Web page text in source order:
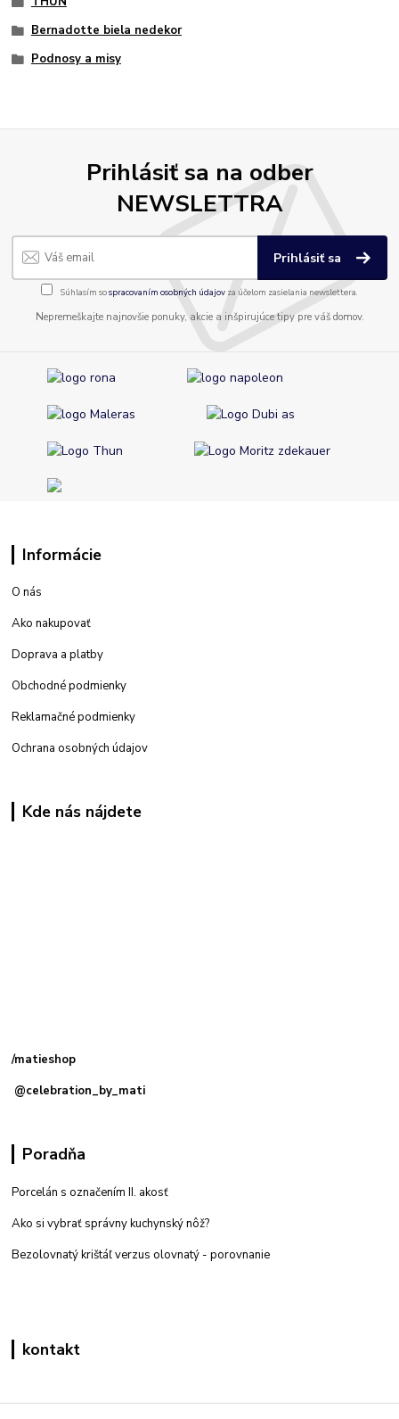
Bernadotte biela nedekor
Podnosy a misy
Prihlásiť sa na odber
NEWSLETTRA
Prihlásiť sa
Súhlasím sospracovaním osobných údajov za účelom zasielania newslettera.
Nepremeškajte najnovšie ponuky, akcie a inšpirujúce tipy pre váš domov.
Informácie
O nás
Ako nakupovať
Doprava a platby
Obchodné podmienky
Reklamačné podmienky
Ochrana osobných údajov
Kde nás nájdete
/matieshop
@celebration_by_mati
Poradňa
Porcelán s označením II. akosť
Ako si vybrať správny kuchynský nôž?
Bezolovnatý krištáľ verzus olovnatý - porovnanie
kontakt